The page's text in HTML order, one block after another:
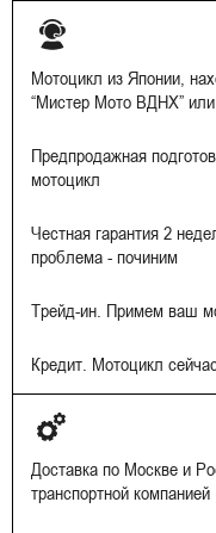
Мотоцикл из Японии,
“Мистер Мото ВДНХ”
Предпродажная
мотоцикл
Честная гарантия 2
проблема - починим
Трейд-ин. Примем ваш
Кредит. Мотоцикл
Доставка по Москве и
транспортной компанией